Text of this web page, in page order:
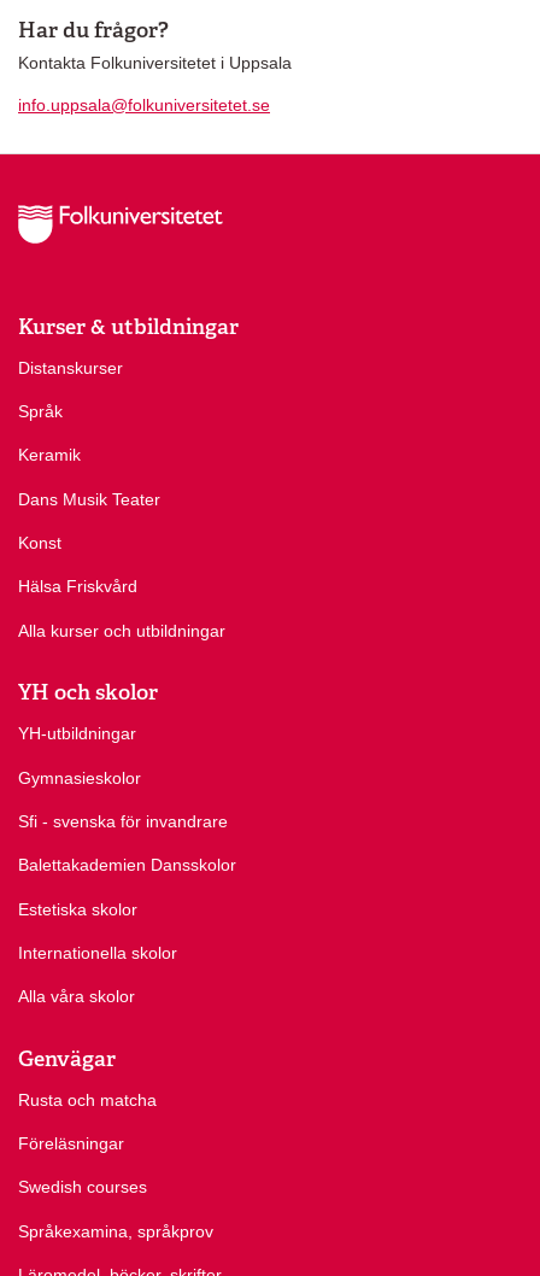
Har du frågor?
Kontakta Folkuniversitetet i Uppsala
info.uppsala@folkuniversitetet.se
Kurser & utbildningar
Distanskurser
Språk
Keramik
Dans Musik Teater
Konst
Hälsa Friskvård
Alla kurser och utbildningar
YH och skolor
YH-utbildningar
Gymnasieskolor
Sfi - svenska för invandrare
Balettakademien Dansskolor
Estetiska skolor
Internationella skolor
Alla våra skolor
Genvägar
Rusta och matcha
Föreläsningar
Swedish courses
Språkexamina, språkprov